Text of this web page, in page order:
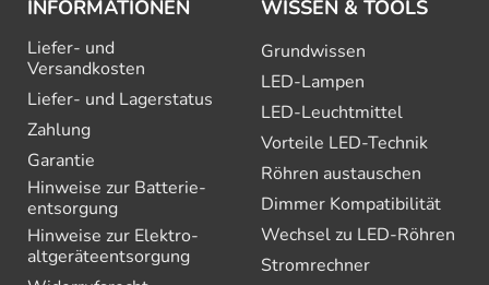
INFORMATIONEN
Liefer- und
Versandkosten
Liefer- und Lagerstatus
Zahlung
Garantie
Hinweise zur Batterie­
entsorgung
Hinweise zur Elektro­
altgeräte­entsorgung
WISSEN & TOOLS
Grundwissen
LED-Lampen
LED-Leuchtmittel
Vorteile LED-Technik
Röhren austauschen
Dimmer Kompatibilität
Wechsel zu LED-Röhren
Stromrechner